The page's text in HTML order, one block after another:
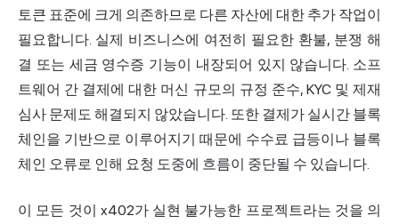
토큰 표준에 크게 의존하므로 다른 자산에 대한 추가 작업이
필요합니다. 실제 비즈니스에 여전히 필요한 환불, 분쟁 해
결 또는 세금 영수증 기능이 내장되어 있지 않습니다. 소프
트웨어 간 결제에 대한 머신 규모의 규정 준수, KYC 및 제재
심사 문제도 해결되지 않았습니다. 또한 결제가 실시간 블록
체인을 기반으로 이루어지기 때문에 수수료 급등이나 블록
체인 오류로 인해 요청 도중에 흐름이 중단될 수 있습니다.
이 모든 것이 x402가 실현 불가능한 프로젝트라는 것을 의